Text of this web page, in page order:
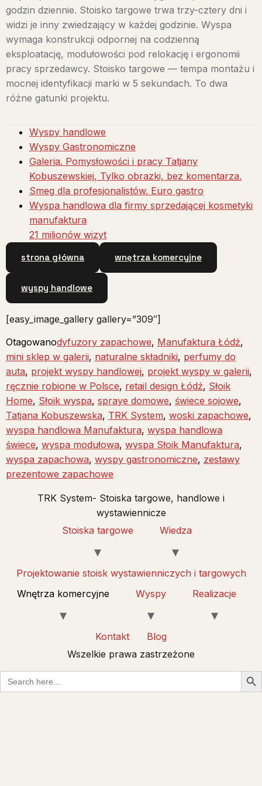
godzin dziennie. Stoisko targowe trwa trzy-cztery dni i
widzi je inny zwiedzający w każdej godzinie. Wyspa
wymaga konstrukcji odpornej na codzienną
eksploatację, modułowości pod relokację i ergonomii
pracy sprzedawcy. Stoisko targowe — tempa montażu i
mocnej identyfikacji marki w 5 sekundach. To dwa
różne gatunki projektu.
Wyspy handlowe
Wyspy Gastronomiczne
Galeria. Pomysłowości i pracy Tatjany
Kobuszewskiej, Tylko obrazki, bez komentarza.
Smeg dla profesjonalistów. Euro gastro
Wyspa handlowa dla firmy sprzedającej kosmetyki
manufaktura
21 milionów wizyt
strona główna wnętrza komercyjne
wyspy handlowe
[easy_image_gallery gallery=”309″]
Otagowanodyfuzory zapachowe, Manufaktura Łódź,
mini sklep w galerii, naturalne składniki, perfumy do
auta, projekt wyspy handlowej, projekt wyspy w galerii,
ręcznie robione w Polsce, retail design Łódź, Słoik
Home, Słoik wyspa, spraye domowe, świece sojowe,
Tatjana Kobuszewska, TRK System, woski zapachowe,
wyspa handlowa Manufaktura, wyspa handlowa
świece, wyspa modułowa, wyspa Słoik Manufaktura,
wyspa zapachowa, wyspy gastronomiczne, zestawy
prezentowe zapachowe
TRK System- Stoiska targowe, handlowe i
wystawiennicze
Stoiska targowe
Wiedza
Projektowanie stoisk wystawienniczych i targowych
Wnętrza komercyjne
Wyspy Realizacje
Kontakt
Blog
Wszelkie prawa zastrzeżone
Search
for: